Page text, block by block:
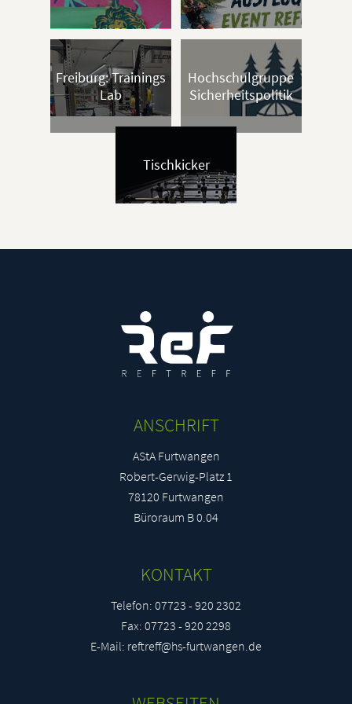
Fabio Geiss
fge51583@stud.hs-furtwangen.de
Leonie Klenk
lkl61694@stud.hs-furtwangen.de
Tim Katzwinkel
tka66586@stud.hs-furtwangen.de
Matthieu Dejoie
mde55537@stud.hs-furtwangen.de
mbi44573@stud.hs-furtwangen.de
Richard Gaus
rga58199@stud.hs-furtwangen.de
Oliver Zeeb
oze57861@stud.hs-furtwangen.de
Freiburg: Trainings
Lab
Hochschulgruppe
Sicherheitspolitik
Tischkicker
ANSCHRIFT
AStA Furtwangen
Robert-Gerwig-Platz 1
78120 Furtwangen
Büroraum B 0.04
KONTAKT
Telefon: 07723 - 920 2302
Fax: 07723 - 920 2298
E-Mail: reftreff@hs-furtwangen.de